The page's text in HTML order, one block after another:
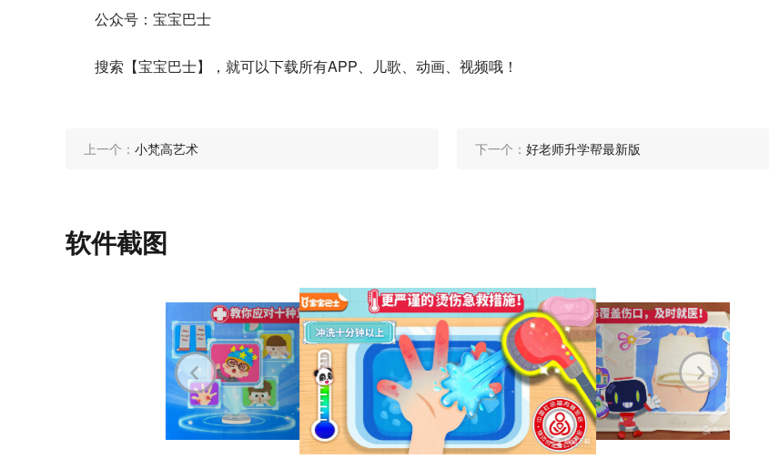
公众号：宝宝巴士
搜索【宝宝巴士】，就可以下载所有APP、儿歌、动画、视频哦！
上一个： 小梵高艺术 下一个： 好老师升学帮最新版
软件截图